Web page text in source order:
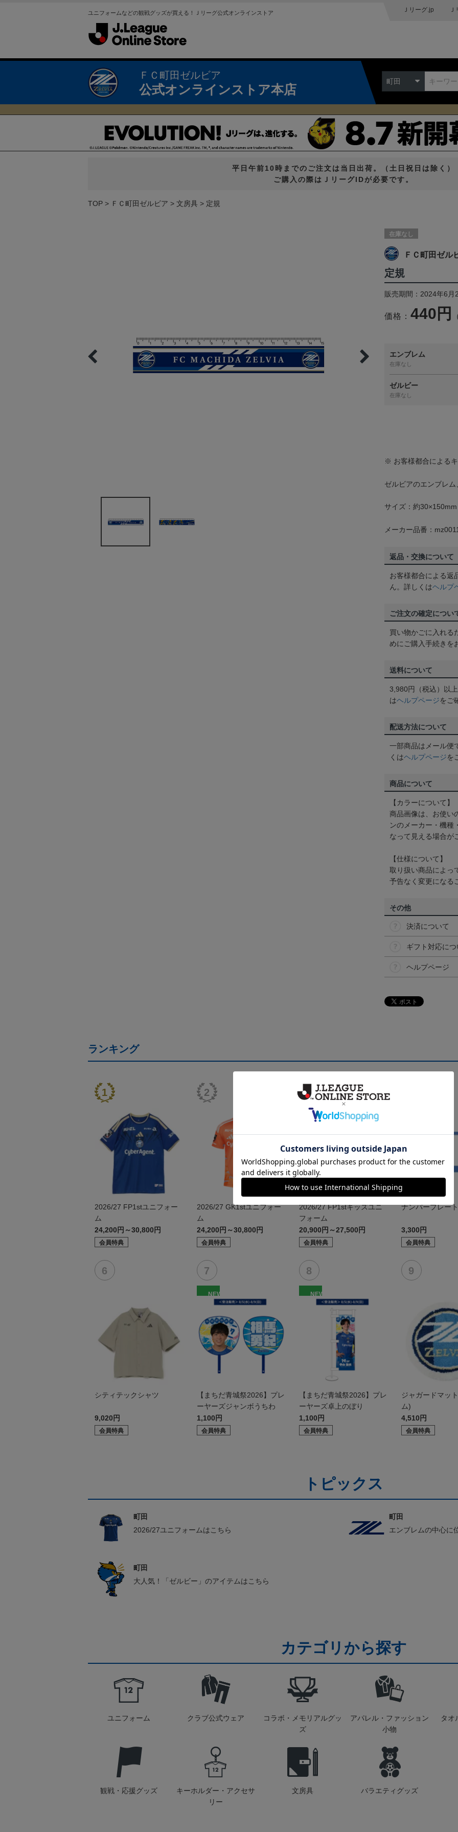
ユニフォームなどの観戦グッズが買える！Ｊリーグ公式オンラインストア Ｊリーグ.jp
ＦＣ町田ゼルビア
公式オンラインストア本店
町田
平日午前10時までのご注文は当日出荷。（土日祝日は除く）
ご購入の際はＪリーグIDが必要です。
TOP ＦＣ町田ゼルビア 文房具 定規
在庫なし
ＦＣ町田ゼル
定規
販売期間：2024年6
価格： 440円
エンブレム
在庫なし
ゼルビー
在庫なし
※ お客様都合による
ゼルビアのエンブレ
サイズ：約30×150mm
メーカー品番：
返品・交換について
お客様都合による返
ん。詳しくはヘルプ
ご注文の確定につい
買い物かごに入れる
めにご購入手続きを
送料について
3,980円（税込）以
はヘルプページをご
配送方法について
一部商品はメール便
くはヘルプページを
商品について
【カラーについて】
商品画像は、お使い
ンのメーカー・機種
なって見える場合が
【仕様について】
取り扱い商品によっ
予告なく変更になる
その他
決済について
ギフト対応に
ヘルプページ
ランキング
2026/27 FP1stユニフォー
ム
24,200円～30,800円
会員特典
2026/27 GK1stユニフォー
ム
24,200円～30,800円
会員特典
2026/27 FP1stキッズユニ
フォーム
20,900円～27,500円
会員特典
ナンバープレー
3,300円
会員特典
シティテックシャツ
9,020円
会員特典
NEW
【まちだ青城祭2026】プレ
ーヤーズジャンボうちわ
1,100円
会員特典
NEW
【まちだ青城祭2026】プレ
ーヤーズ卓上のぼり
1,100円
会員特典
ジャガードマッ
ム)
4,510円
会員特典
トピックス
町田
2026/27ユニフォームはこちら
町田
エンブレムの中心に
町田
大人気！「ゼルビー」のアイテムはこちら
カテゴリから探す
ユニフォーム クラブ公式ウェア
コラボ・メモリアルグッ
ズ
アパレル・ファッション
小物
タオ
観戦・応援グッズ
キーホルダー・アクセサ
リー
文房具 バラエティグッズ